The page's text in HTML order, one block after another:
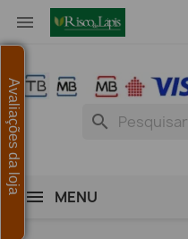

search
MENU
Avaliações da loja